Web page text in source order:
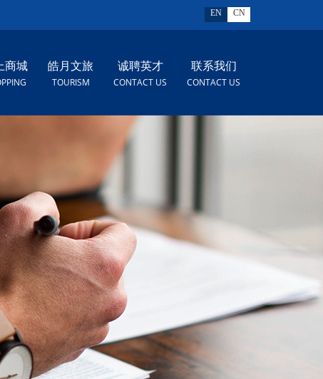
EN CN
商城 皓月文旅
TOURISM
诚聘英才
CONTACT US
联系我们
CONTACT US